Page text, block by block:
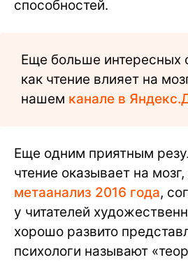
способностей.
Еще больше интересных
как чтение влияет на
нашем канале в
Еще одним приятным
чтение оказывает на
метаанализ 2016 года,
у читателей
хорошо развито
психологи называют